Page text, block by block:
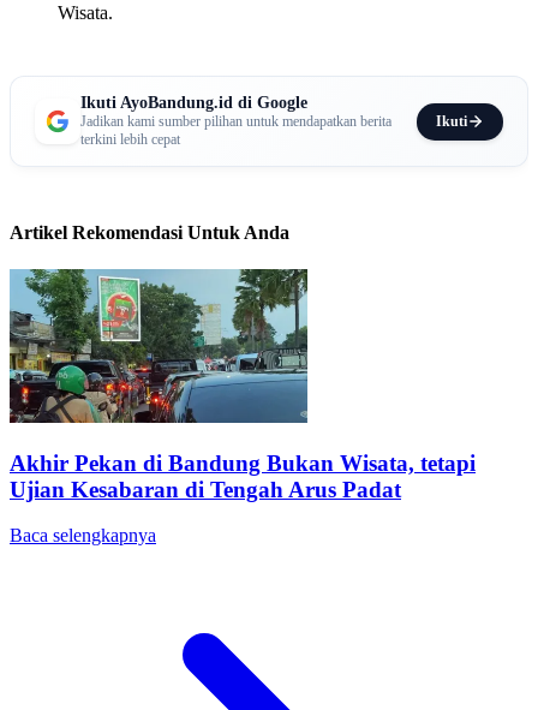
Wisata.
Ikuti AyoBandung.id di Google
Jadikan kami sumber pilihan untuk mendapatkan berita
terkini lebih cepat
Ikuti
Artikel Rekomendasi Untuk Anda
Akhir Pekan di Bandung Bukan Wisata, tetapi
Ujian Kesabaran di Tengah Arus Padat
Baca selengkapnya